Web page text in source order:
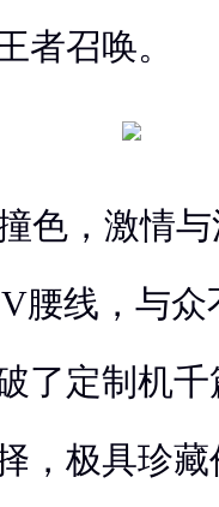
者召唤。
色，激情
腰线，与
了定制机
，极具珍